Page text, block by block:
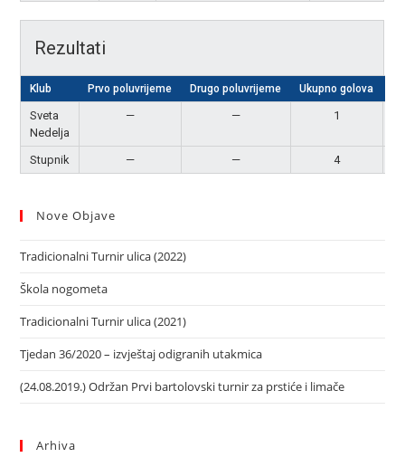
Rezultati
Klub Prvo poluvrijeme Drugo poluvrijeme Ukupno golova
Sveta
Nedelja
— — 1
Stupnik — — 4
Nove Objave
Tradicionalni Turnir ulica (2022)
Škola nogometa
Tradicionalni Turnir ulica (2021)
Tjedan 36/2020 – izvještaj odigranih utakmica
(24.08.2019.) Održan Prvi bartolovski turnir za prstiće i limače
Arhiva